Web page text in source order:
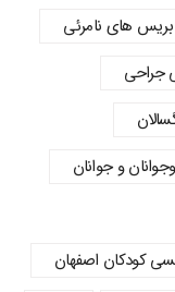
بریس های نامرئی
جراحی
و جوانان
کودکان اصفهان